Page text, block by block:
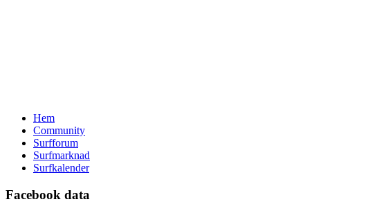
Hem
Community
Surfforum
Surfmarknad
Surfkalender
Facebook data